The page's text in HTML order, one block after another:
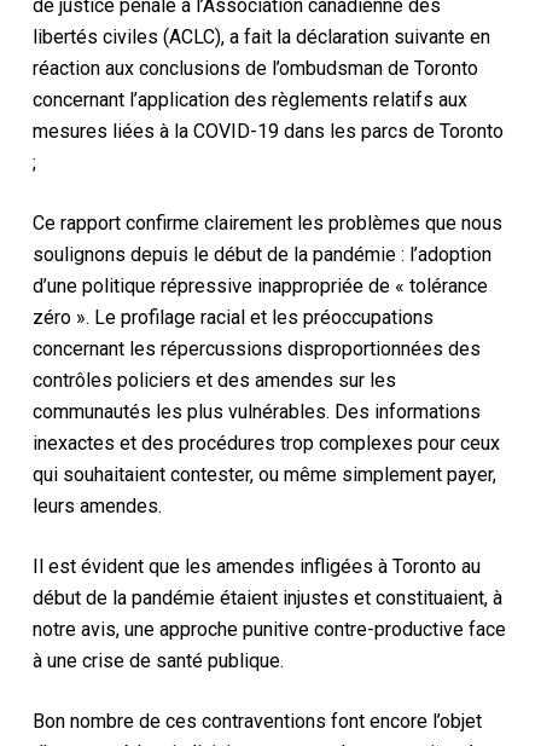
de justice pénale à l’Association canadienne des
libertés civiles (ACLC), a fait la déclaration suivante en
réaction aux conclusions de l’ombudsman de Toronto
concernant l’application des règlements relatifs aux
mesures liées à la COVID-19 dans les parcs de Toronto
;
Ce rapport confirme clairement les problèmes que nous
soulignons depuis le début de la pandémie : l’adoption
d’une politique répressive inappropriée de « tolérance
zéro ». Le profilage racial et les préoccupations
concernant les répercussions disproportionnées des
contrôles policiers et des amendes sur les
communautés les plus vulnérables. Des informations
inexactes et des procédures trop complexes pour ceux
qui souhaitaient contester, ou même simplement payer,
leurs amendes.
Il est évident que les amendes infligées à Toronto au
début de la pandémie étaient injustes et constituaient, à
notre avis, une approche punitive contre-productive face
à une crise de santé publique.
Bon nombre de ces contraventions font encore l’objet